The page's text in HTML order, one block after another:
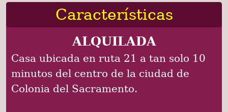
Características
ALQUILADA
Casa ubicada en ruta 21 a tan solo 10
minutos del centro de la ciudad de
Colonia del Sacramento.